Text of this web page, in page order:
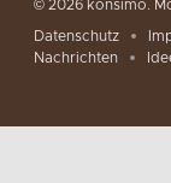
© 2026 konsimo.
Datenschutz
Nachrichten